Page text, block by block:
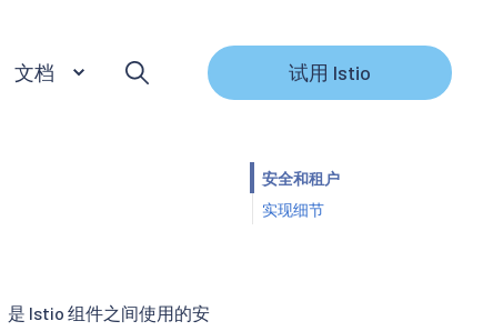
文档 试用 Istio
是 Istio 组件之间使用的安
安全和租户
实现细节